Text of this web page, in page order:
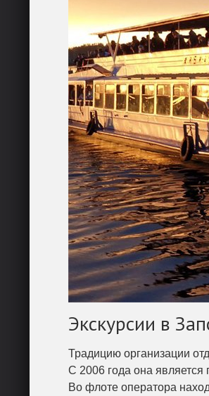
Экскурсии в
Традицию организации
С 2006 года она является
Во флоте оператора